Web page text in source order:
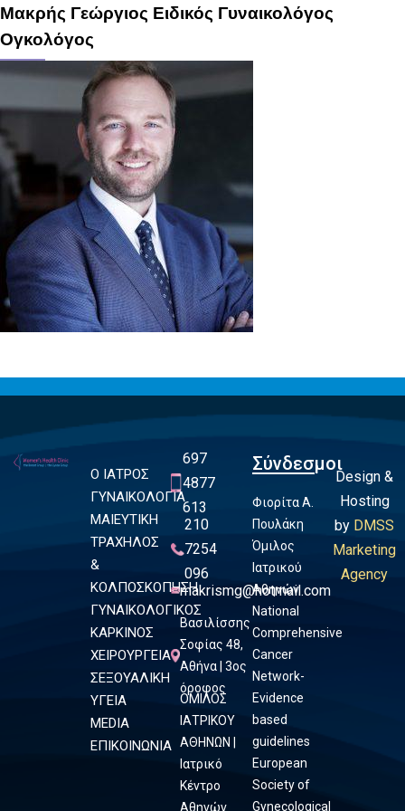
Μακρής Γεώργιος Ειδικός Γυναικολόγος
Ογκολόγος
Ο ΙΑΤΡΟΣ
ΓΥΝΑΙΚΟΛΟΓΙΑ
ΜΑΙΕΥΤΙΚΗ
ΤΡΑΧΗΛΟΣ
&
ΚΟΛΠΟΣΚΟΠΗΣΗ
ΓΥΝΑΙΚΟΛΟΓΙΚΟΣ
ΚΑΡΚΙΝΟΣ
ΧΕΙΡΟΥΡΓΕΙΑ
ΣΕΞΟΥΑΛΙΚΗ
ΥΓΕΙΑ
MEDIA
ΕΠΙΚΟΙΝΩΝΙΑ
697
4877
613
210
7254
096
makrismg@hotmail.com
Βασιλίσσης
Σοφίας 48,
Αθήνα | 3ος
όροφος
ΟΜΙΛΟΣ
ΙΑΤΡΙΚΟΥ
ΑΘΗΝΩΝ |
Ιατρικό
Κέντρο
Αθηνών
Σύνδεσμοι
Φιορίτα Α.
Πουλάκη
Όμιλος
Ιατρικού
Αθηνών
National
Comprehensive
Cancer
Network-
Evidence
based
guidelines
European
Society of
Gynecological
Design &
Hosting
by DMSS
Marketing
Agency